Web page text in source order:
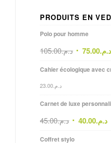
PRODUITS EN
Polo pour homme
د.م.105.00 د.م.75.00
Cahier écologique avec
د.م. 23.00
Carnet de luxe
د.م.45.00 د.م.40.00
Coffret stylo